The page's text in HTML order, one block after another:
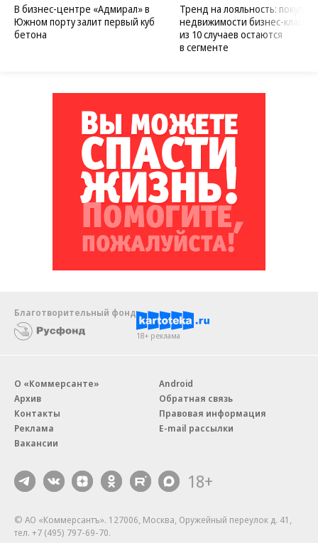
В бизнес-центре «Адмирал» в
Южном порту залит первый куб
бетона
Тренд на лояльность:
недвижимости бизнес-класса
из 10 случаев остаются
в сегменте
Благотворительный фонд
18+ реклама
О «Коммерсанте»
Архив
Контакты
Реклама
Вакансии
Android
Обратная связь
Правовая информация
E-mail рассылки
18+
© АО «Коммерсантъ». 127006, Москва, Оружейный переулок д. 41,
тел. +7 (495) 797-69-70.